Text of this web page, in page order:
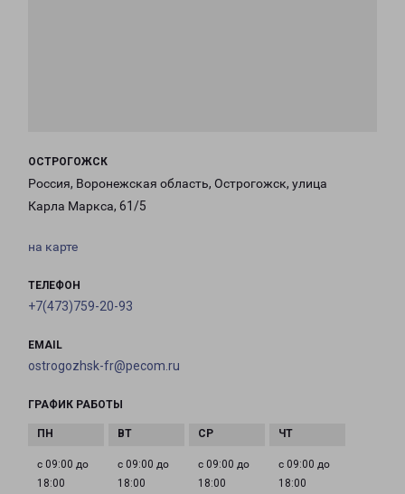
ОСТРОГОЖСК
Россия, Воронежская область, Острогожск, улица
Карла Маркса, 61/5
на карте
ТЕЛЕФОН
+7(473)759-20-93
EMAIL
ostrogozhsk-fr@pecom.ru
ГРАФИК РАБОТЫ
с 09:00 до
18:00
с 09:00 до
18:00
с 09:00 до
18:00
с 09:00 до
18:00